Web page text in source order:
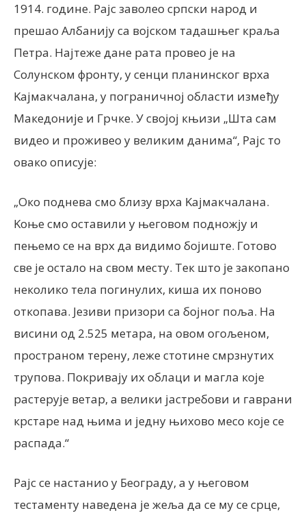
1914. године. Рајс заволео српски народ и
прешао Албанију са војском тадашњег краља
Петра. Најтеже дане рата провео је на
Солунском фронту, у сенци планинског врха
Kајмакчалана, у пограничној области између
Македоније и Грчке. У својој књизи „Шта сам
видео и проживео у великим данима“, Рајс то
овако описује:
„Око поднева смо близу врха Kајмакчалана.
Kоње смо оставили у његовом подножју и
пењемо се на врх да видимо бојиште. Готово
све је остало на свом месту. Тек што је закопано
неколико тела погинулих, киша их поново
откопава. Језиви призори са бојног поља. На
висини од 2.525 метара, на овом огољеном,
пространом терену, леже стотине смрзнутих
трупова. Покривају их облаци и магла које
растерује ветар, а велики јастребови и гаврани
крстаре над њима и једну њихово месо које се
распада.“
Рајс се настанио у Београду, а у његовом
тестаменту наведена је жеља да се му се срце,